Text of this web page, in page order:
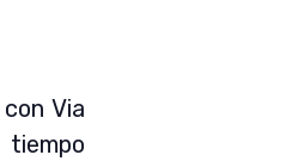
Via